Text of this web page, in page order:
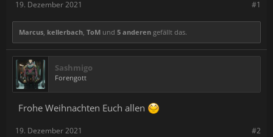
#1
19. Dezember 2021
Marcus kellerbach ToM und 5 anderen gefällt das.
Sashmigo
Forengott
Frohe Weihnachten Euch allen
#2
19. Dezember 2021